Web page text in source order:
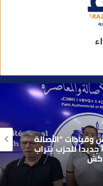
أمن مراكش
في سرقة